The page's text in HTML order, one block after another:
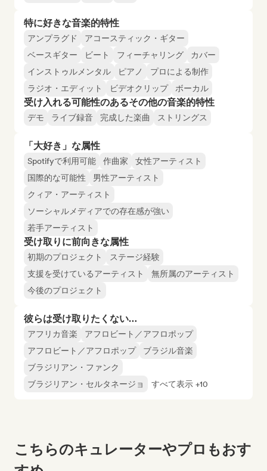
特に好きな音楽的特性
アンプラグド
アコースティック・ギター
ベースギター
ビート フィーチャリング
カバー
インストゥルメンタル
ピアノ
プロによる制作
ラジオ・エディット
ビデオクリップ ボーカル
受け入れる可能性のあるその他の音楽的特性
デモ ライブ録音 完成した楽曲 ストリングス
「大好き」な属性
Spotifyで利用可能 作曲家
女性アーティスト
国際的な可能性
男性アーティスト
クィア・アーティスト
ソーシャルメディアでの存在感が強い
若手アーティスト
受け取りに前向きな属性
初期のプロジェクト
ステージ経験
支援を受けているアーティスト
無所属のアーティスト
今後のプロジェクト
彼らは受け取りたくない…
アフリカ音楽
アフロビート／アフロポップ
アフロビート／アフロポップ
ブラジル音楽
ブラジリアン・ファンク
ブラジリアン・セルタネージョ
すべて表示 +10
こちらのキュレーターやプロもおす